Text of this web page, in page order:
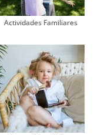
Actividades Familiares